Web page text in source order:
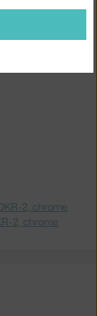
2, chrome
2, chrome